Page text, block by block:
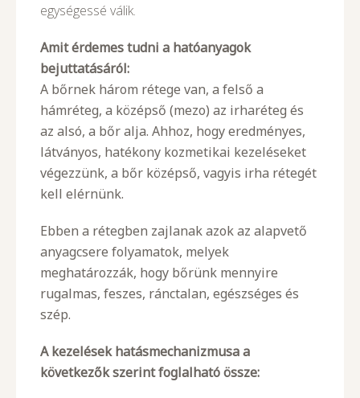
egységessé válik.
Amit érdemes tudni a hatóanyagok
bejuttatásáról:
A bőrnek három rétege van, a felső a
hámréteg, a középső (mezo) az irharéteg és
az alsó, a bőr alja. Ahhoz, hogy eredményes,
látványos, hatékony kozmetikai kezeléseket
végezzünk, a bőr középső, vagyis irha rétegét
kell elérnünk.
Ebben a rétegben zajlanak azok az alapvető
anyagcsere folyamatok, melyek
meghatározzák, hogy bőrünk mennyire
rugalmas, feszes, ránctalan, egészséges és
szép.
A kezelések hatásmechanizmusa a
következők szerint foglalható össze: